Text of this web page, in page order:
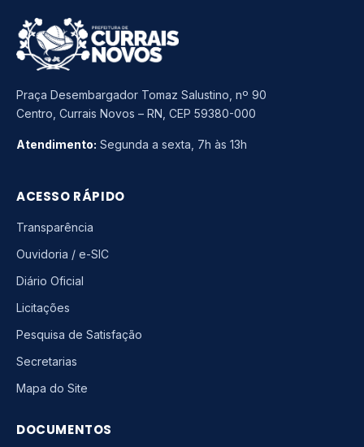
Praça Desembargador Tomaz Salustino, nº 90
Centro, Currais Novos – RN, CEP 59380-000
Atendimento: Segunda a sexta, 7h às 13h
ACESSO RÁPIDO
Transparência
Ouvidoria / e-SIC
Diário Oficial
Licitações
Pesquisa de Satisfação
Secretarias
Mapa do Site
DOCUMENTOS